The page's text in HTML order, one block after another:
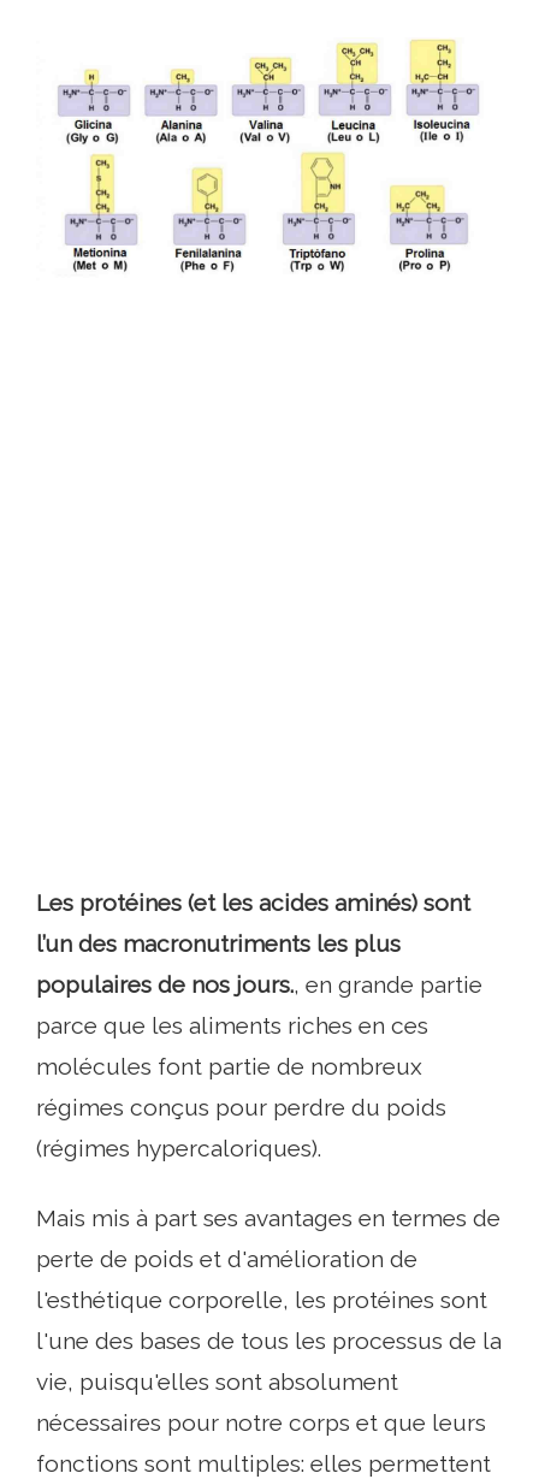
Les protéines (et les acides aminés) sont
l’un des macronutriments les plus
populaires de nos jours., en grande partie
parce que les aliments riches en ces
molécules font partie de nombreux
régimes conçus pour perdre du poids
(régimes hypercaloriques).
Mais mis à part ses avantages en termes de
perte de poids et d'amélioration de
l'esthétique corporelle, les protéines sont
l'une des bases de tous les processus de la
vie, puisqu'elles sont absolument
nécessaires pour notre corps et que leurs
fonctions sont multiples: elles permettent